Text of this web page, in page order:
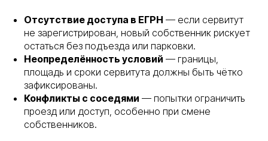
Отсутствие доступа в ЕГРН — если сервитут
не зарегистрирован, новый собственник рискует
остаться без подъезда или парковки.
Неопределённость условий — границы,
площадь и сроки сервитута должны быть чётко
зафиксированы.
Конфликты с соседями — попытки ограничить
проезд или доступ, особенно при смене
собственников.